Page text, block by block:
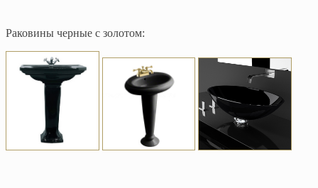
Раковины черные с золотом: